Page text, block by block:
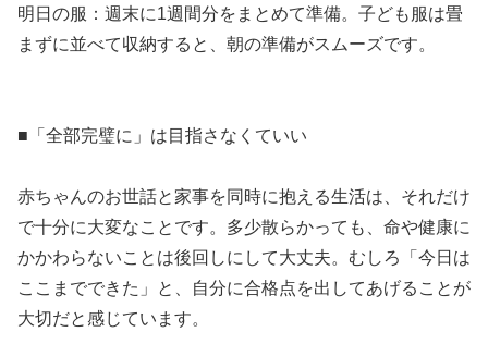
明日の服：週末に1週間分をまとめて準備。子ども服は畳
まずに並べて収納すると、朝の準備がスムーズです。
■「全部完璧に」は目指さなくていい
赤ちゃんのお世話と家事を同時に抱える生活は、それだけ
で十分に大変なことです。多少散らかっても、命や健康に
かかわらないことは後回しにして大丈夫。むしろ「今日は
ここまでできた」と、自分に合格点を出してあげることが
大切だと感じています。